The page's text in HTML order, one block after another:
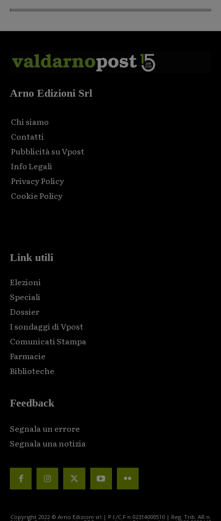
Arno Edizioni Srl
Chi siamo
Contatti
Pubblicità su Vpost
Info Legali
Privacy Policy
Cookie Policy
Link utili
Elezioni
Speciali
Dossier
I sondaggi di Vpost
Comunicati Stampa
Farmacie
Biblioteche
Feedback
Segnala un errore
Segnala una notizia
Copyright 2022 © Arno Edizioni srl | P.I./C.F n.02314000510 | Reg. Trib. AR n.